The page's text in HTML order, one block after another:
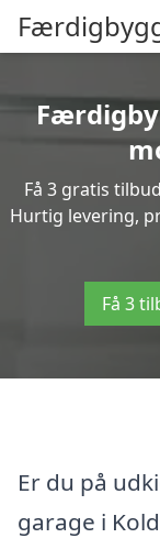
Få 3 gratis
Hurtig levering,
Få 3
Er du på
garage i